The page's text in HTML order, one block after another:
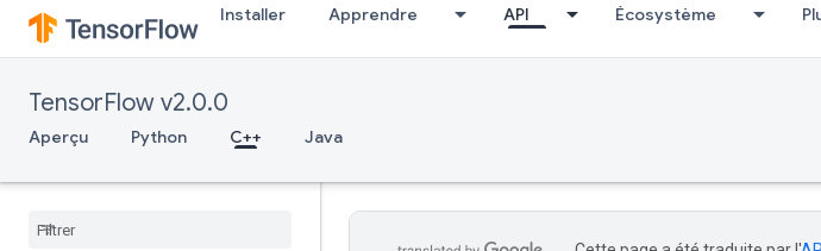
Installer Apprendre API Écosystème
TensorFlow v2.0.0
Aperçu Python C++ Java
tensorflow::ops::BatchMatMulV2::Att
rs
tensorflow::ops::BesselI1e
tensorflow::ops::Bincount
tensorflow::ops::Bucketize
tensorflow